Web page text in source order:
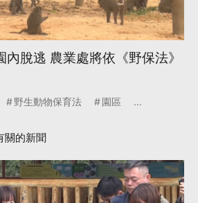
脫逃 農業處將依《野保法》
野生動物保育法 園區 ...
關的新聞